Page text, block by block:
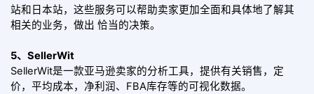
站和日本站，这些服务可以帮助卖家更加全面和具体地了解其
相关的业务，做出 恰当的决策。
5、SellerWit
SellerWit是一款亚马逊卖家的分析工具，提供有关销售，定
价，平均成本，净利润、FBA库存等的可视化数据。